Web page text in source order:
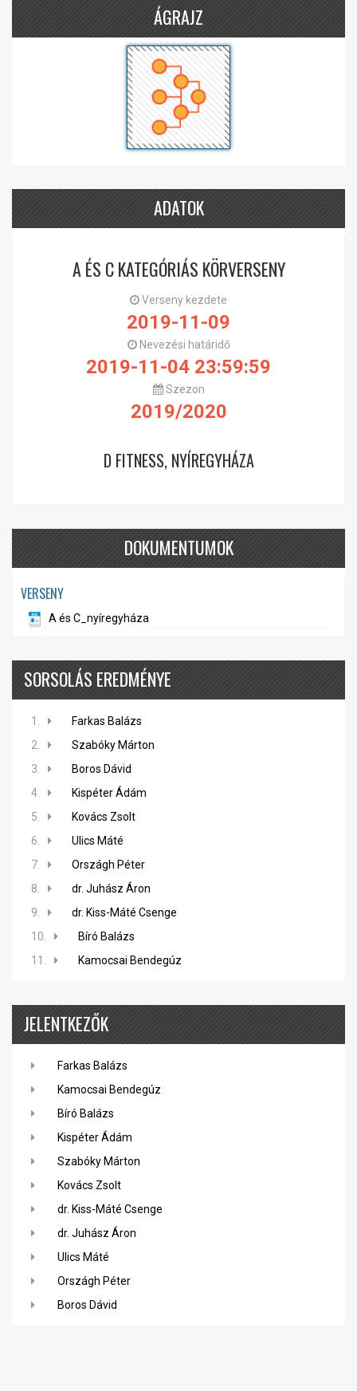
ÁGRAJZ
ADATOK
A ÉS C KATEGÓRIÁS KÖRVERSENY
Verseny kezdete
2019-11-09
Nevezési határidő
2019-11-04 23:59:59
Szezon
2019/2020
D FITNESS, NYÍREGYHÁZA
DOKUMENTUMOK
VERSENY
A és C_nyíregyháza
SORSOLÁS EREDMÉNYE
1.
Farkas Balázs
2.
Szabóky Márton
3.
Boros Dávid
4.
Kispéter Ádám
5.
Kovács Zsolt
6.
Ulics Máté
7.
Országh Péter
8.
dr. Juhász Áron
9.
dr. Kiss-Máté Csenge
10.
Bíró Balázs
11.
Kamocsai Bendegúz
JELENTKEZŐK
Farkas Balázs
Kamocsai Bendegúz
Bíró Balázs
Kispéter Ádám
Szabóky Márton
Kovács Zsolt
dr. Kiss-Máté Csenge
dr. Juhász Áron
Ulics Máté
Országh Péter
Boros Dávid